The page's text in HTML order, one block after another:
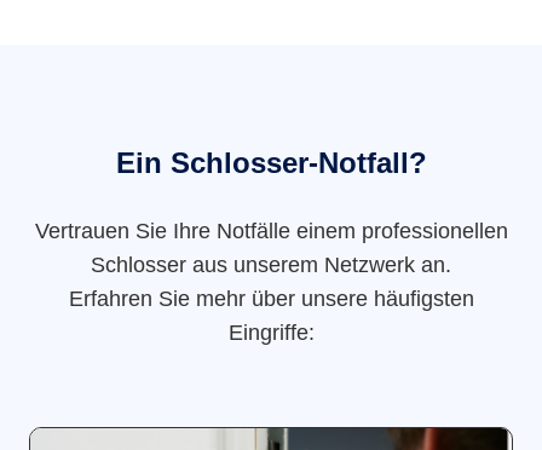
Ein Schlosser-Notfall?
Vertrauen Sie Ihre Notfälle einem professionellen
Schlosser aus unserem Netzwerk an.
Erfahren Sie mehr über unsere häufigsten
Eingriffe: